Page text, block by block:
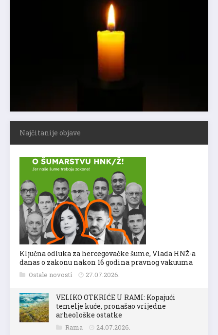
Najčitanije objave
Ključna odluka za hercegovačke šume, Vlada HNŽ-a
danas o zakonu nakon 16 godina pravnog vakuuma
Ostale novosti 27.07.2026.
VELIKO OTKRIĆE U RAMI: Kopajući
temelje kuće, pronašao vrijedne
arheološke ostatke
Rama 24.07.2026.